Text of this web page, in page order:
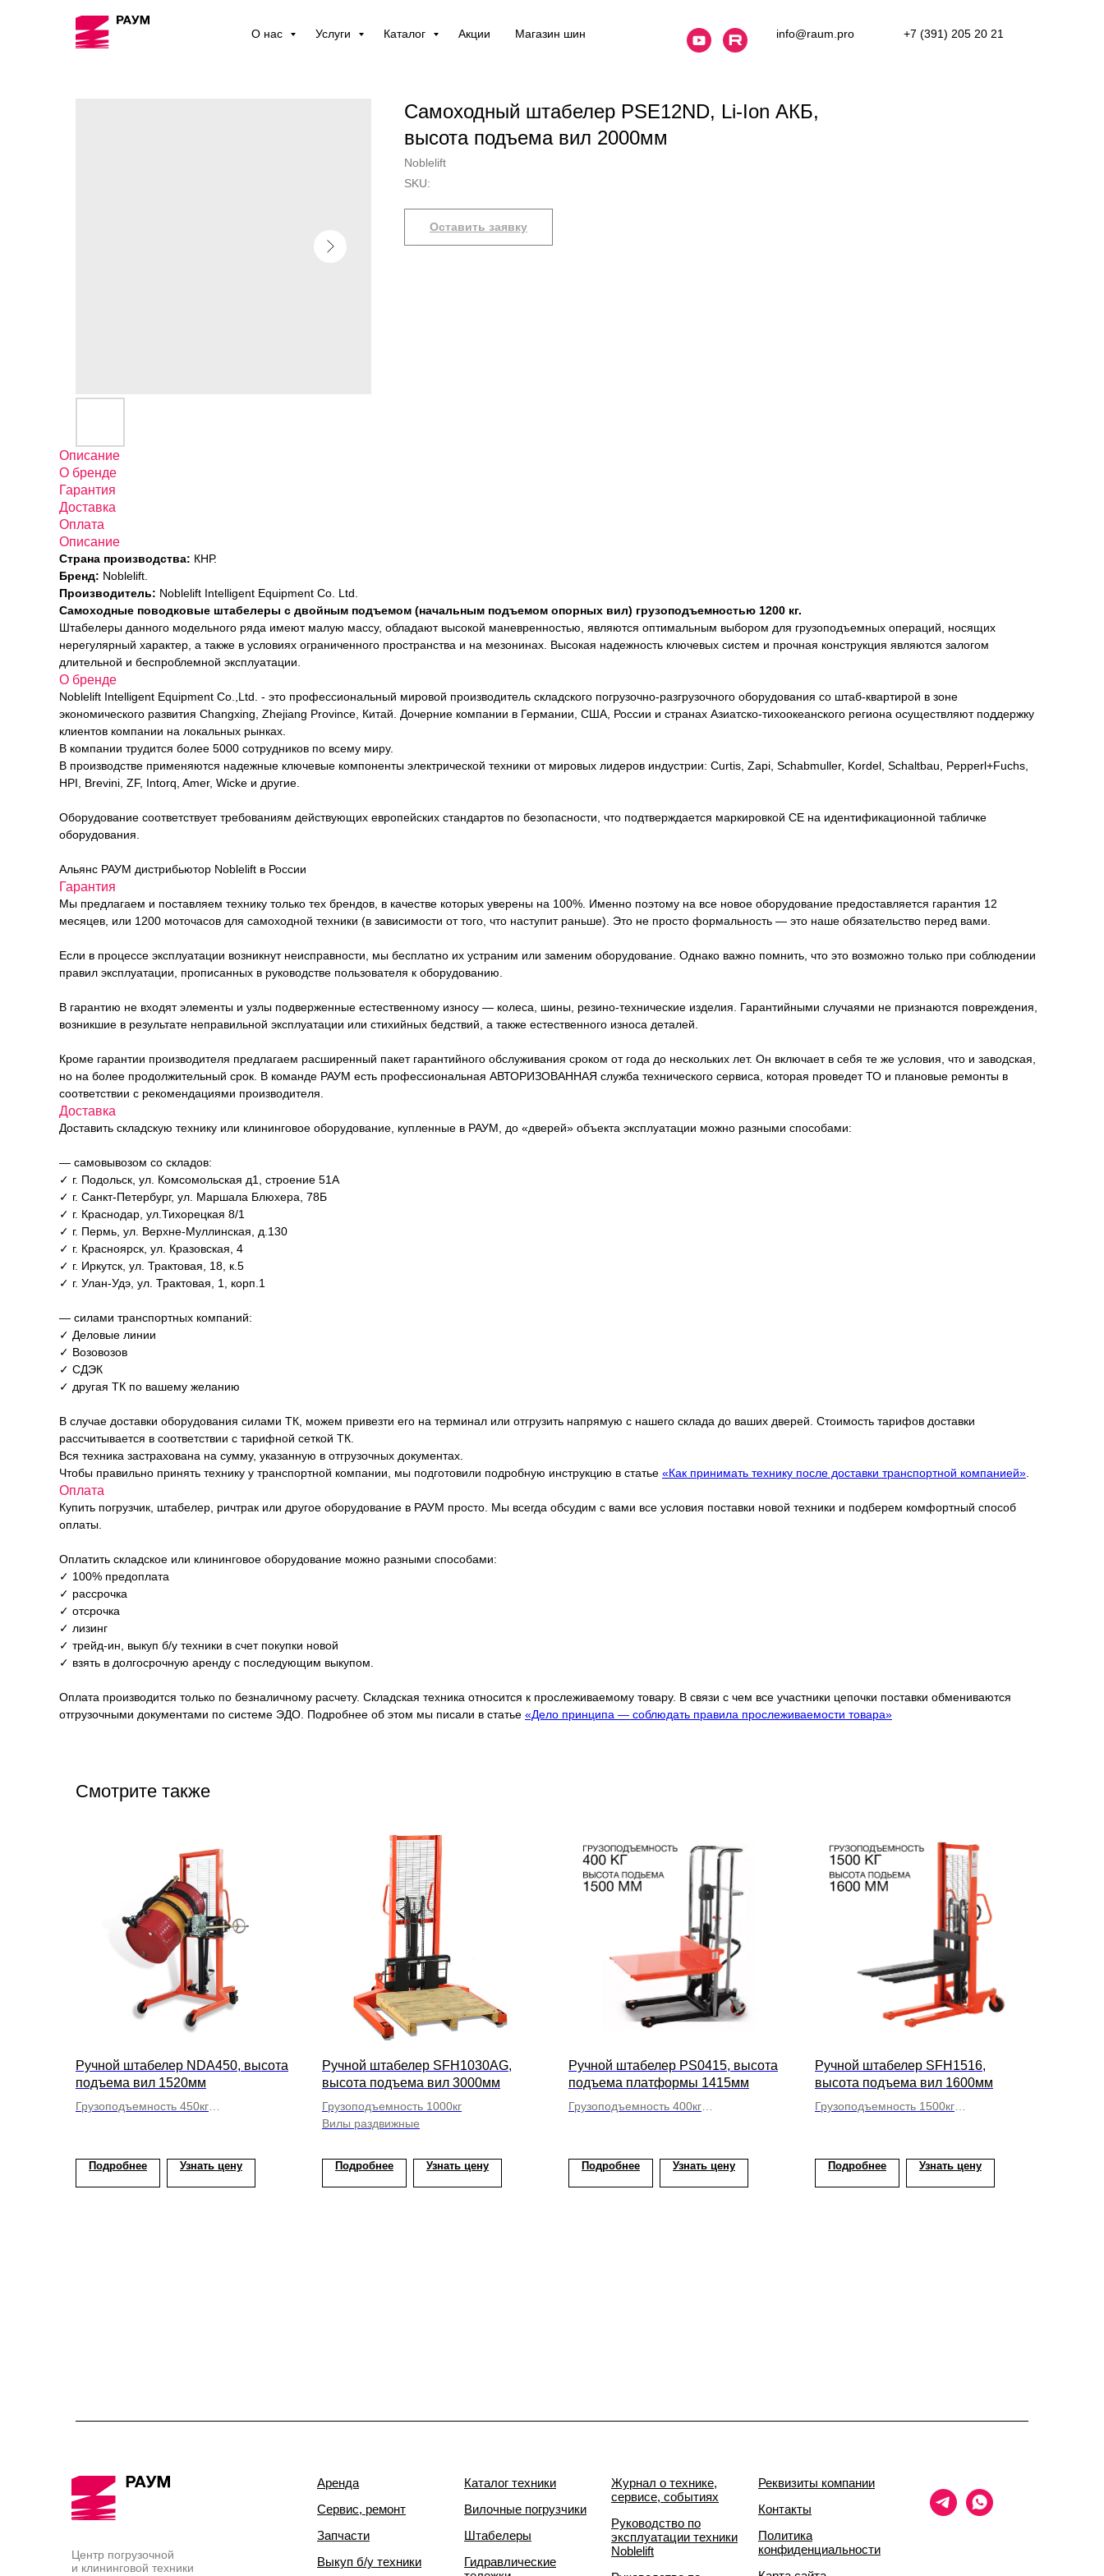
О нас Услуги Каталог Акции Магазин шин info@raum.pro +7 (391) 205 20 21
Самоходный штабелер PSE12ND, Li-Ion АКБ,
высота подъема вил 2000мм
Noblelift
SKU:
Оставить заявку
Описание
О бренде
Гарантия
Доставка
Оплата
Описание
Страна производства: КНР.
Бренд: Noblelift.
Производитель: Noblelift Intelligent Equipment Co. Ltd.
Самоходные поводковые штабелеры с двойным подъемом (начальным подъемом опорных вил) грузоподъемностью 1200 кг.
Штабелеры данного модельного ряда имеют малую массу, обладают высокой маневренностью, являются оптимальным выбором для грузоподъемных операций, носящих
нерегулярный характер, а также в условиях ограниченного пространства и на мезонинах. Высокая надежность ключевых систем и прочная конструкция являются залогом
длительной и беспроблемной эксплуатации.
О бренде
Noblelift Intelligent Equipment Co.,Ltd. - это профессиональный мировой производитель складского погрузочно-разгрузочного оборудования со штаб-квартирой в зоне
экономического развития Changxing, Zhejiang Province, Китай. Дочерние компании в Германии, США, России и странах Азиатско-тихоокеанского региона осуществляют поддержку
клиентов компании на локальных рынках.
В компании трудится более 5000 сотрудников по всему миру.
В производстве применяются надежные ключевые компоненты электрической техники от мировых лидеров индустрии: Curtis, Zapi, Schabmuller, Kordel, Schaltbau, Pepperl+Fuchs,
HPI, Brevini, ZF, Intorq, Amer, Wicke и другие.
Оборудование соответствует требованиям действующих европейских стандартов по безопасности, что подтверждается маркировкой СЕ на идентификационной табличке
оборудования.
Альянс РАУМ дистрибьютор Noblelift в России
Гарантия
Мы предлагаем и поставляем технику только тех брендов, в качестве которых уверены на 100%. Именно поэтому на все новое оборудование предоставляется гарантия 12
месяцев, или 1200 моточасов для самоходной техники (в зависимости от того, что наступит раньше). Это не просто формальность — это наше обязательство перед вами.
Если в процессе эксплуатации возникнут неисправности, мы бесплатно их устраним или заменим оборудование. Однако важно помнить, что это возможно только при соблюдении
правил эксплуатации, прописанных в руководстве пользователя к оборудованию.
В гарантию не входят элементы и узлы подверженные естественному износу — колеса, шины, резино-технические изделия. Гарантийными случаями не признаются повреждения,
возникшие в результате неправильной эксплуатации или стихийных бедствий, а также естественного износа деталей.
Кроме гарантии производителя предлагаем расширенный пакет гарантийного обслуживания сроком от года до нескольких лет. Он включает в себя те же условия, что и заводская,
но на более продолжительный срок. В команде РАУМ есть профессиональная АВТОРИЗОВАННАЯ служба технического сервиса, которая проведет ТО и плановые ремонты в
соответствии с рекомендациями производителя.
Доставка
Доставить складскую технику или клининговое оборудование, купленные в РАУМ, до «дверей» объекта эксплуатации можно разными способами:
— самовывозом со складов:
✓ г. Подольск, ул. Комсомольская д1, строение 51А
✓ г. Санкт-Петербург, ул. Маршала Блюхера, 78Б
✓ г. Краснодар, ул.Тихорецкая 8/1
✓ г. Пермь, ул. Верхне-Муллинская, д.130
✓ г. Красноярск, ул. Кразовская, 4
✓ г. Иркутск, ул. Трактовая, 18, к.5
✓ г. Улан-Удэ, ул. Трактовая, 1, корп.1
— силами транспортных компаний:
✓ Деловые линии
✓ Возовозов
✓ СДЭК
✓ другая ТК по вашему желанию
В случае доставки оборудования силами ТК, можем привезти его на терминал или отгрузить напрямую с нашего склада до ваших дверей. Стоимость тарифов доставки
рассчитывается в соответствии с тарифной сеткой ТК.
Вся техника застрахована на сумму, указанную в отгрузочных документах.
Чтобы правильно принять технику у транспортной компании, мы подготовили подробную инструкцию в статье «Как принимать технику после доставки транспортной компанией»
Оплата
Купить погрузчик, штабелер, ричтрак или другое оборудование в РАУМ просто. Мы всегда обсудим с вами все условия поставки новой техники и подберем комфортный способ
оплаты.
Оплатить складское или клининговое оборудование можно разными способами:
✓ 100% предоплата
✓ рассрочка
✓ отсрочка
✓ лизинг
✓ трейд-ин, выкуп б/у техники в счет покупки новой
✓ взять в долгосрочную аренду с последующим выкупом.
Оплата производится только по безналичному расчету. Складская техника относится к прослеживаемому товару. В связи с чем все участники цепочки поставки обмениваются
отгрузочными документами по системе ЭДО. Подробнее об этом мы писали в статье «Дело принципа — соблюдать правила прослеживаемости товара»
Смотрите также
Ручной штабелер NDA450, высота
подъема вил 1520мм
Грузоподъемность 450кг
Подробнее Узнать цену
Ручной штабелер SFH1030AG,
высота подъема вил 3000мм
Грузоподъемность 1000кг
Вилы раздвижные
Подробнее Узнать цену
Ручной штабелер PS0415, высота
подъема платформы 1415мм
Грузоподъемность 400кг
Подробнее Узнать цену
Ручной штабелер SFH1516,
высота подъема вил 1600мм
Грузоподъемность 1500кг
Подробнее Узнать цену
Центр погрузочной
и клининговой техники
Аренда
Сервис, ремонт
Запчасти
Выкуп б/у техники
Каталог техники
Вилочные погрузчики
Штабелеры
Гидравлические
Журнал о технике,
сервисе, событиях
Руководство по
эксплуатации техники
Noblelift
Реквизиты компании
Контакты
Политика
конфиденциальности